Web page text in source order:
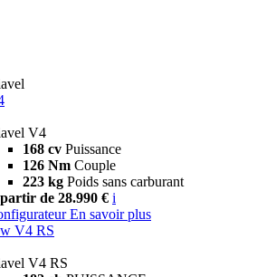
V4
168 cv Puissance
126 Nm Couple
223 kg Poids sans carburant
de 28.990 € i
En savoir plus
V4 RS
V4 RS